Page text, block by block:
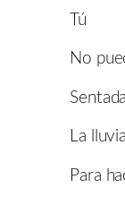
Tú
No
La
Para